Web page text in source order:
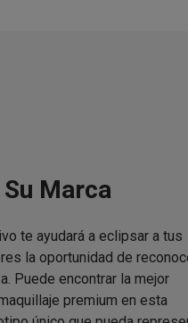
Marca
te ayudará a eclipsar a tus
la oportunidad de
Puede encontrar la mejor
premium en esta